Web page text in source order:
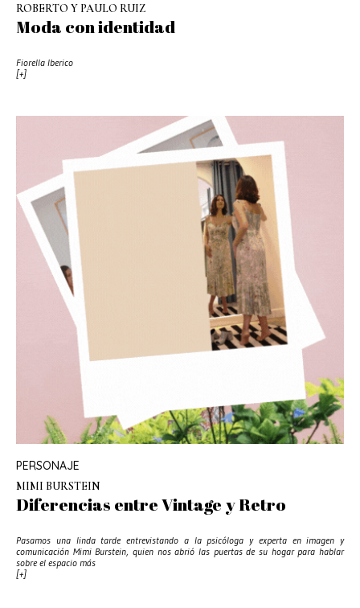
ROBERTO Y PAULO RUIZ
Moda con identidad
Fiorella Iberico
[+]
PERSONAJE
MIMI BURSTEIN
Diferencias entre Vintage y Retro
Pasamos una linda tarde entrevistando a la psicóloga y experta en imagen y
comunicación Mimi Burstein, quien nos abrió las puertas de su hogar para hablar
sobre el espacio más
[+]